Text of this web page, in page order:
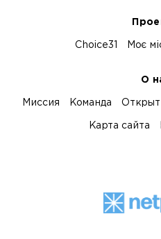
Choice31 Моє
О
Миссия Команда
Карта сайта